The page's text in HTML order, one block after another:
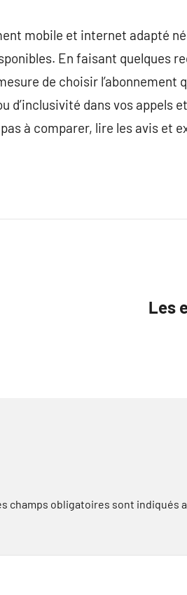
mobile et internet adapté
En faisant quelques
de choisir l’abonnement
d’inclusivité dans vos appels
à comparer, lire les avis et
Les
champs obligatoires sont indiqués